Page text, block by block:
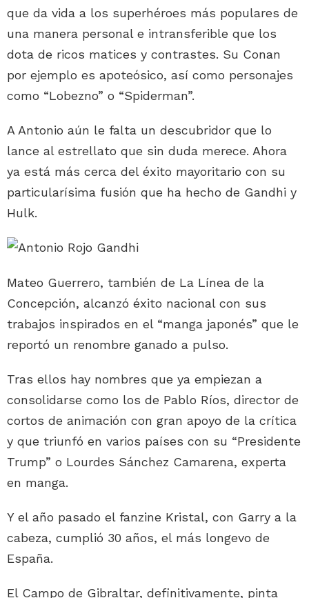
que da vida a los superhéroes más populares de
una manera personal e intransferible que los
dota de ricos matices y contrastes. Su Conan
por ejemplo es apoteósico, así como personajes
como “Lobezno” o “Spiderman”.
A Antonio aún le falta un descubridor que lo
lance al estrellato que sin duda merece. Ahora
ya está más cerca del éxito mayoritario con su
particularísima fusión que ha hecho de Gandhi y
Hulk.
Mateo Guerrero, también de La Línea de la
Concepción, alcanzó éxito nacional con sus
trabajos inspirados en el “manga japonés” que le
reportó un renombre ganado a pulso.
Tras ellos hay nombres que ya empiezan a
consolidarse como los de Pablo Ríos, director de
cortos de animación con gran apoyo de la crítica
y que triunfó en varios países con su “Presidente
Trump” o Lourdes Sánchez Camarena, experta
en manga.
Y el año pasado el fanzine Kristal, con Garry a la
cabeza, cumplió 30 años, el más longevo de
España.
El Campo de Gibraltar, definitivamente, pinta